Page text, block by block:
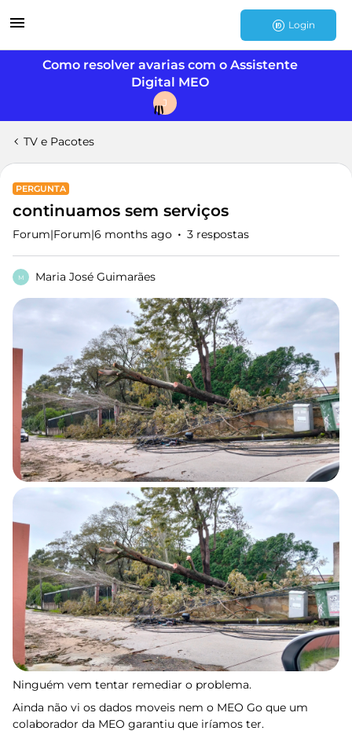
Login
Como resolver avarias com o Assistente
Digital MEO
J
TV e Pacotes
PERGUNTA
continuamos sem serviços
Forum|Forum|6 months ago 3 respostas
M Maria José Guimarães
Ninguém vem tentar remediar o problema.
Ainda não vi os dados moveis nem o MEO Go que um
colaborador da MEO garantiu que iríamos ter.